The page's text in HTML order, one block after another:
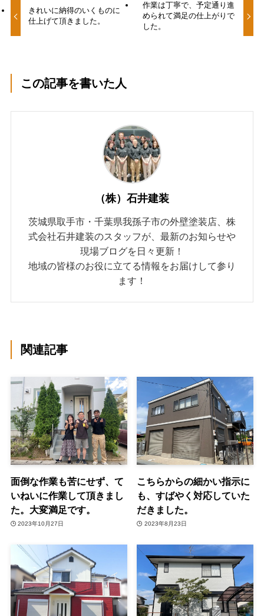
きれいに納得のいくものに
仕上げて頂きました。
作業は丁寧で、予定通り進
められて満足の仕上がりで
した。
この記事を書いた人
（株）石井建装
茨城県取手市・千葉県我孫子市の外壁塗装店、株
式会社石井建装のスタッフが、最新のお知らせや
現場ブログを日々更新！
地域の皆様のお役に立てる情報をお届けして参り
ます！
関連記事
面倒な作業も苦にせず、て
いねいに作業して頂きまし
た。大変満足です。
2023年10月27日
こちらからの細かい指示に
も、すばやく対応していた
だきました。
2023年8月23日